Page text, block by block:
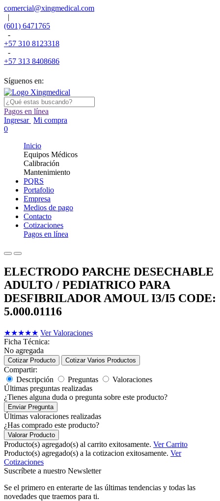
comercial@xingmedical.com
|
(601) 6471765
-
+57 310 8123318
-
+57 313 8408686
Síguenos en:
Pagos en línea
Ingresar Mi compra
0
Inicio
Equipos Médicos
Calibración
Mantenimiento
PQRS
Portafolio
Empresa
Medios de pago
Contacto
Cotizaciones
Pagos en línea
ELECTRODO PARCHE DESECHABLE
ADULTO / PEDIATRICO PARA
DESFIBRILADOR AMOUL I3/I5 CODE:
5.000.01116
★★★★★ Ver Valoraciones
Ficha Técnica:
No agregada
Cotizar Producto Cotizar Varios Productos
Compartir:
Descripción
Preguntas
Valoraciones
Últimas preguntas realizadas
¿Tienes alguna duda o pregunta sobre este producto?
Enviar Pregunta
Últimas valoraciones realizadas
¿Has comprado este producto?
Valorar Producto
Producto(s) agregado(s) al carrito exitosamente. Ver Carrito
Producto(s) agregado(s) a la cotizacion exitosamente. Ver
Cotizaciones
Suscríbete a nuestro Newsletter
Se el primero en enterarte de las últimas tendencias y todas las
novedades que traemos para ti.